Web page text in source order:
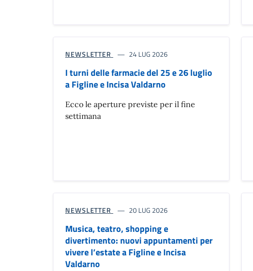
NEWSLETTER 24 LUG 2026
I turni delle farmacie del 25 e 26 luglio
a Figline e Incisa Valdarno
Ecco le aperture previste per il fine
settimana
NEWSLETTER 20 LUG 2026
Musica, teatro, shopping e
divertimento: nuovi appuntamenti per
vivere l’estate a Figline e Incisa
Valdarno